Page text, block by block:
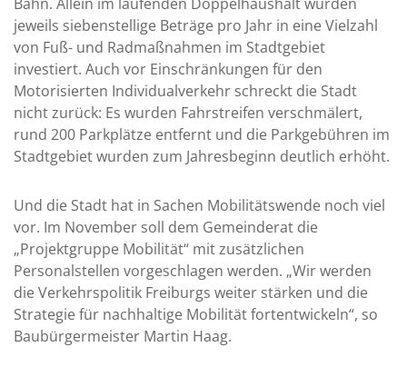
jeweils siebenstellige Beträge pro Jahr in eine Vielzahl
von Fuß- und Radmaßnahmen im Stadtgebiet
investiert. Auch vor Einschränkungen für den
Motorisierten Individualverkehr schreckt die Stadt
nicht zurück: Es wurden Fahrstreifen verschmälert,
rund 200 Parkplätze entfernt und die Parkgebühren im
Stadtgebiet wurden zum Jahresbeginn deutlich erhöht.
Und die Stadt hat in Sachen Mobilitätswende noch viel
vor. Im November soll dem Gemeinderat die
„Projektgruppe Mobilität“ mit zusätzlichen
Personalstellen vorgeschlagen werden. „Wir werden
die Verkehrspolitik Freiburgs weiter stärken und die
Strategie für nachhaltige Mobilität fortentwickeln“, so
Baubürgermeister Martin Haag.